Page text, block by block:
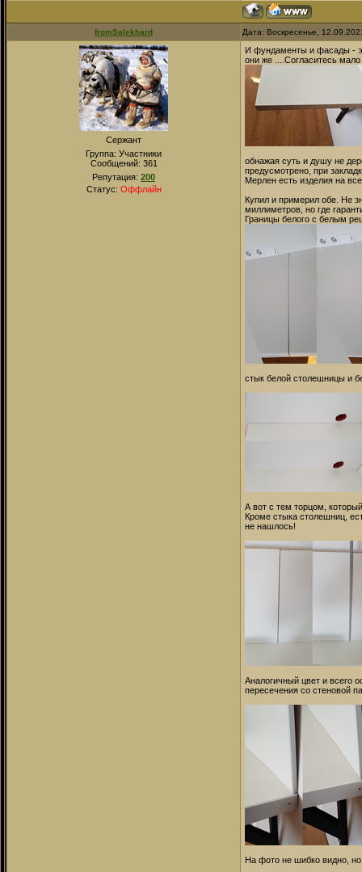
fromSalekhard Дата: Воскресенье,
Сержант
Группа: Участники
Сообщений: 361
Репутация: 200
Статус: Оффлайн
И фундаменты и фасады -
они же ....Согласитесь мало
обнажая суть и душу не
предусмотрено, при
Мерлен есть изделия на
Купил и примерил обе. Не
миллиметров, но где
Границы белого с белым
стык белой столешницы и
А вот с тем торцом,
Кроме стыка столешниц,
не нашлось!
Аналогичный цвет и всего
пересечения со стеновой
На фото не шибко видно,